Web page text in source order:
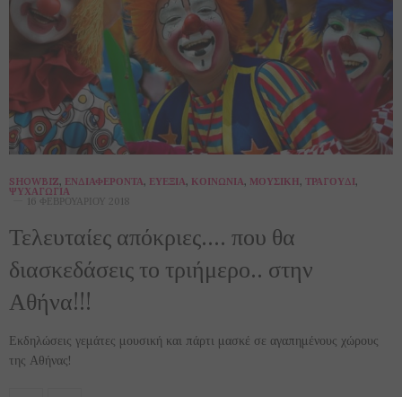
SHOWBIZ, ΕΝΔΙΑΦΈΡΟΝΤΑ, ΕΥΕΞΊΑ, ΚΟΙΝΩΝΊΑ, ΜΟΥΣΙΚΉ, ΤΡΑΓΟΎΔΙ,
ΨΥΧΑΓΩΓΊΑ
16 ΦΕΒΡΟΥΑΡΊΟΥ 2018
Τελευταίες απόκριες…. που θα
διασκεδάσεις το τριήμερο.. στην
Αθήνα!!!
Εκδηλώσεις γεμάτες μουσική και πάρτι μασκέ σε αγαπημένους χώρους
της Αθήνας!